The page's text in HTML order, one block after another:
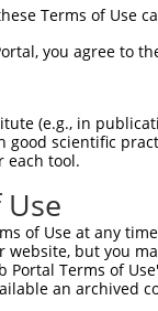
Terms of Use
you agree to
(e.g., in
good scientific
each tool.
of Use at any
but you
Portal Terms of
an archived